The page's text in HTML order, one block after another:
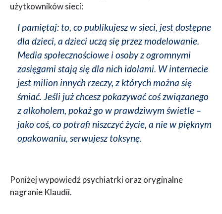
użytkowników sieci:
I pamiętaj: to, co publikujesz w sieci, jest dostępne
dla dzieci, a dzieci uczą się przez modelowanie.
Media społecznościowe i osoby z ogromnymi
zasięgami stają się dla nich idolami. W internecie
jest milion innych rzeczy, z których można się
śmiać. Jeśli już chcesz pokazywać coś związanego
z alkoholem, pokaż go w prawdziwym świetle –
jako coś, co potrafi niszczyć życie, a nie w pięknym
opakowaniu, serwujesz toksynę.
Poniżej wypowiedź psychiatrki oraz oryginalne
nagranie Klaudii.